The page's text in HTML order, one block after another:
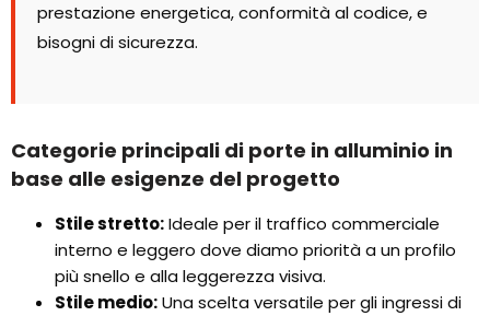
prestazione energetica, conformità al codice, e
bisogni di sicurezza.
Categorie principali di porte in alluminio in
base alle esigenze del progetto
Stile stretto:Ideale per il traffico commerciale
interno e leggero dove diamo priorità a un profilo
più snello e alla leggerezza visiva.
Stile medio:Una scelta versatile per gli ingressi di